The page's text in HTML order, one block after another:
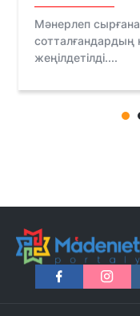
Мәнерлеп
жеңілдетілді....